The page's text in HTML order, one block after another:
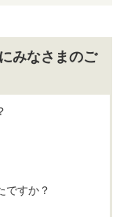
みなさまのご
ですか？